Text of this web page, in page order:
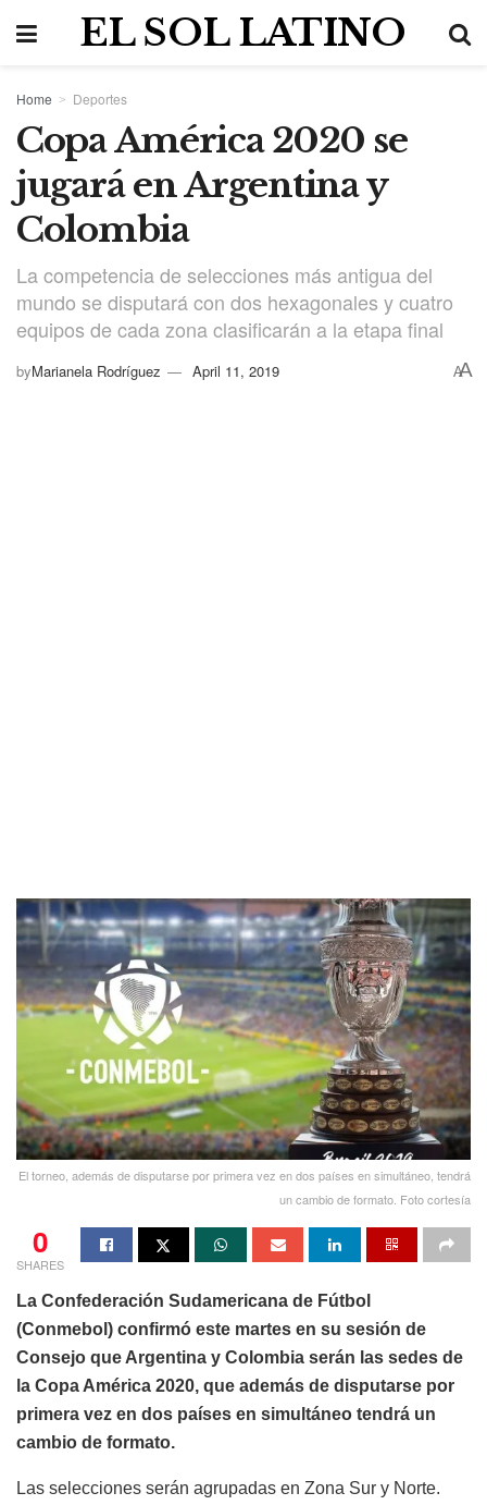
EL SOL LATINO
Home Deportes
Copa América 2020 se
jugará en Argentina y
Colombia
La competencia de selecciones más antigua del
mundo se disputará con dos hexagonales y cuatro
equipos de cada zona clasificarán a la etapa final
byMarianela Rodríguez April 11, 2019 AA
El torneo, además de disputarse por primera vez en dos países en simultáneo, tendrá
un cambio de formato. Foto cortesía
0
SHARES
La Confederación Sudamericana de Fútbol
(Conmebol) confirmó este martes en su sesión de
Consejo que Argentina y Colombia serán las sedes de
la Copa América 2020, que además de disputarse por
primera vez en dos países en simultáneo tendrá un
cambio de formato.
Las selecciones serán agrupadas en Zona Sur y Norte.